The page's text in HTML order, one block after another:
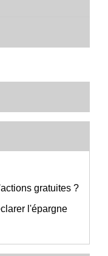
gratuites ?
l'épargne